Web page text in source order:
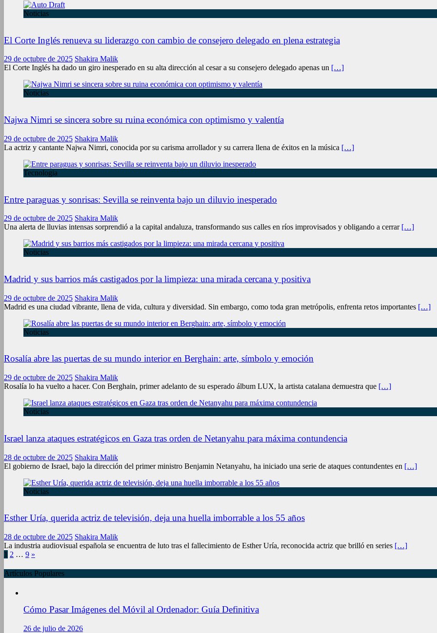
Noticias
El Corte Inglés renueva su liderazgo con cambio de consejero delegado en plena estrategia
29 de octubre de 2025 Shakira Malik
El Corte Inglés ha dado un giro inesperado en su alta dirección al cesar a su consejero delegado apenas un […]
Noticias
Najwa Nimri se sincera sobre su ruina económica con optimismo y valentía
29 de octubre de 2025 Shakira Malik
La actriz y cantante Najwa Nimri, conocida por su carisma arrollador y su carrera llena de éxitos en la música […]
Tecnologia
Entre paraguas y sonrisas: Sevilla se reinventa bajo un diluvio inesperado
29 de octubre de 2025 Shakira Malik
Una alerta de lluvias intensas sorprendió a la capital andaluza, transformando sus calles en ríos improvisados y obligando a cerrar […]
Noticias
Madrid y sus barrios más castigados por la limpieza: una mirada cercana y positiva
29 de octubre de 2025 Shakira Malik
Madrid es una ciudad vibrante, llena de vida, cultura y diversidad. Sin embargo, como toda gran metrópolis, enfrenta retos importantes […]
Noticias
Rosalía abre las puertas de su mundo interior en Berghain: arte, símbolo y emoción
29 de octubre de 2025 Shakira Malik
Rosalía lo ha vuelto a hacer. Con Berghain, primer adelanto de su esperado álbum LUX, la artista catalana demuestra que […]
Noticias
Israel lanza ataques estratégicos en Gaza tras orden de Netanyahu para máxima contundencia
28 de octubre de 2025 Shakira Malik
El gobierno de Israel, bajo la dirección del primer ministro Benjamin Netanyahu, ha iniciado una serie de ataques contundentes en […]
Noticias
Esther Uría, querida actriz de televisión, deja una huella imborrable a los 55 años
28 de octubre de 2025 Shakira Malik
La industria audiovisual española se encuentra de luto tras el fallecimiento de Esther Uría, reconocida actriz que brilló en series […]
Paginación
de
entradas
1 2 … 9 »
Artículos Populares
Cómo Pasar Imágenes del Móvil al Ordenador: Guía Definitiva
26 de julio de 2026